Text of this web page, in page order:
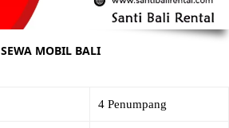
SEWA MOBIL BALI
4 Penumpang